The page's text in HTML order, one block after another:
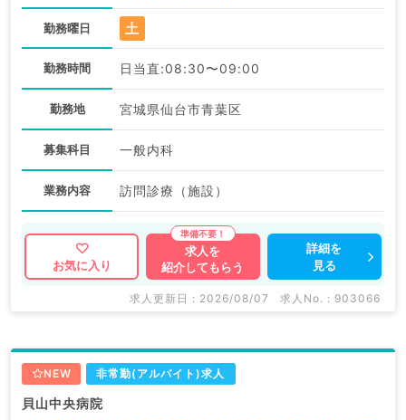
勤務曜日 土
勤務時間 日当直:08:30〜09:00
勤務地 宮城県仙台市青葉区
募集科目 一般内科
業務内容 訪問診療（施設）
お気に入り
求人を
紹介してもらう
詳細を
見る
求人更新日 : 2026/08/07 求人No. : 903066
NEW 非常勤(アルバイト)求人
貝山中央病院